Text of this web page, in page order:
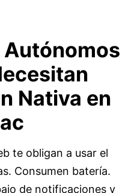
Autónomos
Nativa en
te obligan a usar el
Consumen batería.
de notificaciones y